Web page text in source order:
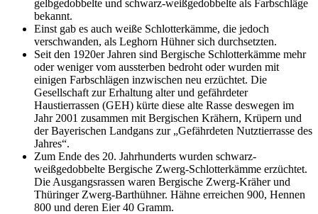
gelbgedobbelte und schwarz-weißgedobbelte als Farbschläge
bekannt.
Einst gab es auch weiße Schlotterkämme, die jedoch
verschwanden, als Leghorn Hühner sich durchsetzten.
Seit den 1920er Jahren sind Bergische Schlotterkämme mehr
oder weniger vom aussterben bedroht oder wurden mit
einigen Farbschlägen inzwischen neu erzüchtet. Die
Gesellschaft zur Erhaltung alter und gefährdeter
Haustierrassen (GEH) kürte diese alte Rasse deswegen im
Jahr 2001 zusammen mit Bergischen Krähern, Krüpern und
der Bayerischen Landgans zur „Gefährdeten Nutztierrasse des
Jahres“.
Zum Ende des 20. Jahrhunderts wurden schwarz-
weißgedobbelte Bergische Zwerg-Schlotterkämme erzüchtet.
Die Ausgangsrassen waren Bergische Zwerg-Kräher und
Thüringer Zwerg-Barthühner. Hähne erreichen 900, Hennen
800 und deren Eier 40 Gramm.